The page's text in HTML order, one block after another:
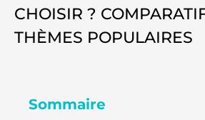
CHOISIR ?
THÈMES POPULAIRES
Sommaire